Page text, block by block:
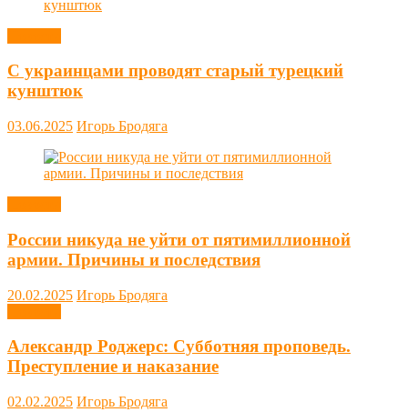
С украинцами проводят старый турецкий
кунштюк
03.06.2025 Игорь Бродяга
России никуда не уйти от пятимиллионной
армии. Причины и последствия
20.02.2025 Игорь Бродяга
Александр Роджерс: Субботняя проповедь.
Преступление и наказание
02.02.2025 Игорь Бродяга